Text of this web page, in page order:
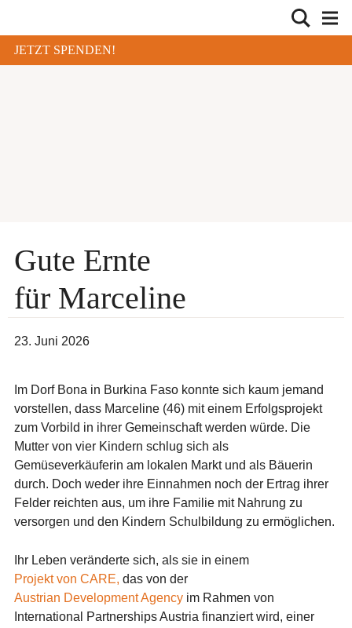
JETZT SPENDEN!
Gute Ernte
für Marceline
23. Juni 2026
m Dorf Bona in Burkina Faso konnte sich kaum jemand
vorstellen, dass Marceline (46) mit einem Erfolgsprojekt
zum Vorbild in ihrer Gemeinschaft werden würde. Die
Mutter von vier Kindern schlug sich als
Gemüseverkäuferin am lokalen Markt und als Bäuerin
durch. Doch weder ihre Einnahmen noch der Ertrag ihrer
Felder reichten aus, um ihre Familie mit Nahrung zu
versorgen und den Kindern Schulbildung zu ermöglichen.
Ihr Leben veränderte sich, als sie in einem
Projekt von CARE, das von der
Austrian Development Agency im Rahmen von
International Partnerships Austria finanziert wird, einer